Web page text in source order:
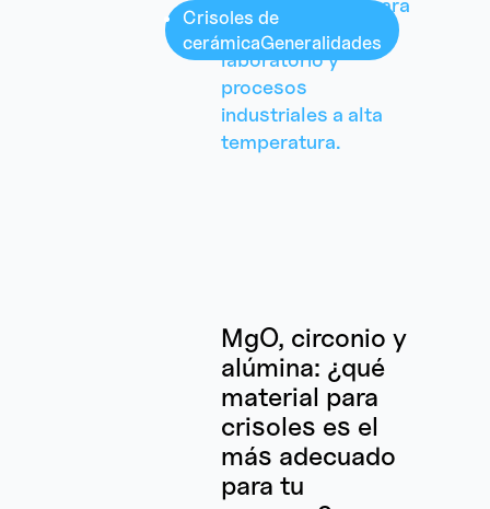
Crisoles de
cerámicaGeneralidades
MgO, circonio y
alúmina: ¿qué
material para
crisoles es el
más adecuado
para tu